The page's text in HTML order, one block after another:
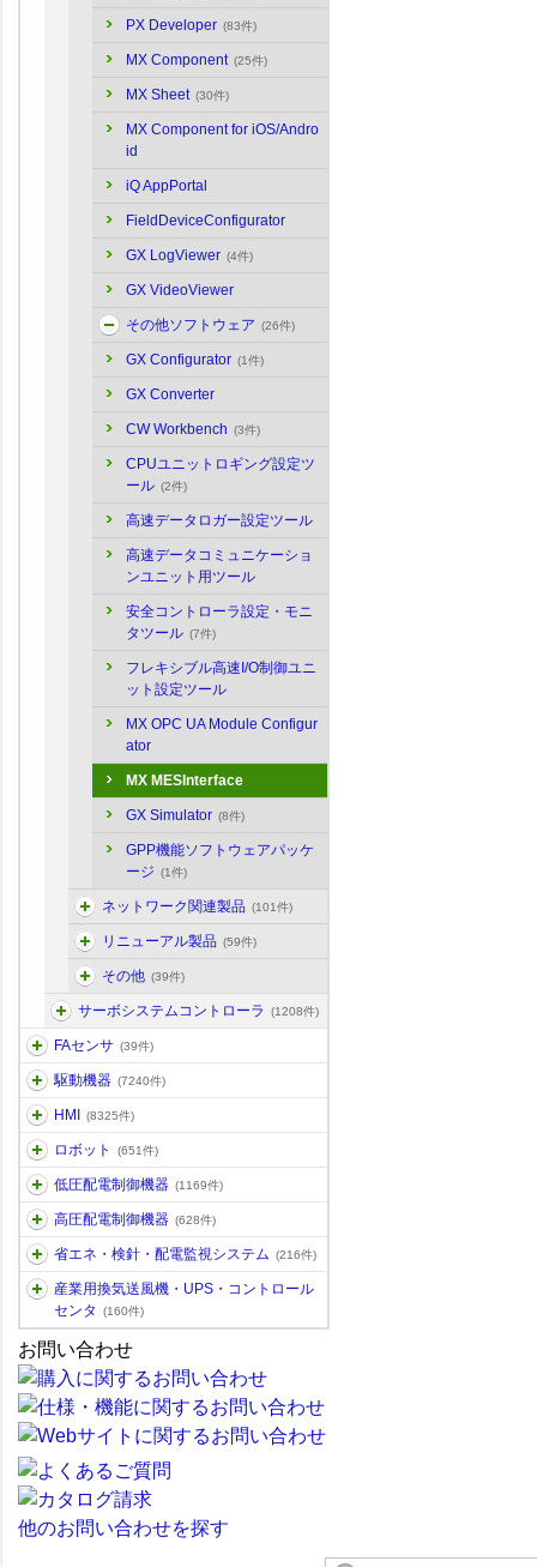
PX Developer (83件)
MX Component (25件)
MX Sheet (30件)
MX Component for iOS/Andro
id
iQ AppPortal
FieldDeviceConfigurator
GX LogViewer (4件)
GX VideoViewer
その他ソフトウェア (26件)
GX Configurator (1件)
GX Converter
CW Workbench (3件)
CPUユニットロギング設定ツ
ール (2件)
高速データロガー設定ツール
高速データコミュニケーショ
ンユニット用ツール
安全コントローラ設定・モニ
タツール (7件)
フレキシブル高速I/O制御ユニ
ット設定ツール
MX OPC UA Module Configur
ator
MX MESInterface
GX Simulator (8件)
GPP機能ソフトウェアパッケ
ージ (1件)
ネットワーク関連製品 (101件)
リニューアル製品 (59件)
その他 (39件)
サーボシステムコントローラ (1208件)
FAセンサ (39件)
駆動機器 (7240件)
HMI (8325件)
ロボット (651件)
低圧配電制御機器 (1169件)
高圧配電制御機器 (628件)
省エネ・検針・配電監視システム (216件)
産業用換気送風機・UPS・コントロール
センタ
(160件)
お問い合わせ
他のお問い合わせを探す